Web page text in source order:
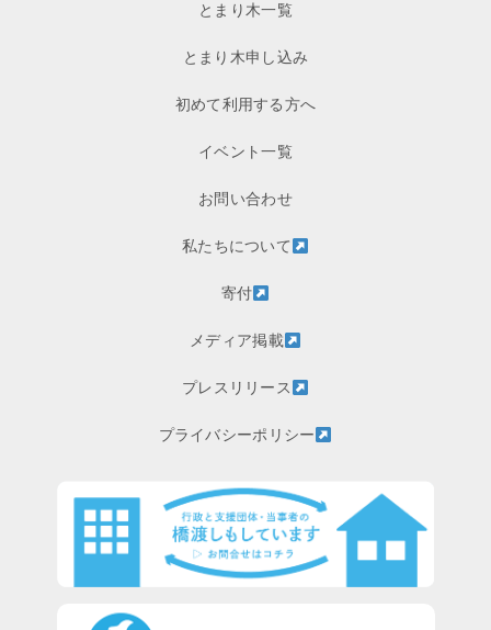
とまり木一覧
とまり木申し込み
初めて利用する方へ
イベント一覧
お問い合わせ
私たちについて
寄付
メディア掲載
プレスリリース
プライバシーポリシー